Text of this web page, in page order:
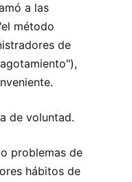
a las
método
de
de voluntad.
problemas de
hábitos de